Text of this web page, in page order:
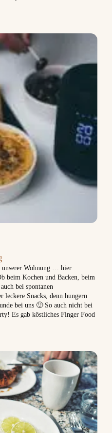
unserer Wohnung … hier
beim Kochen und Backen, beim
bei spontanen
leckere Snacks, denn hungern
bei uns 🙂 So auch nicht bei
Es gab köstliches Finger Food